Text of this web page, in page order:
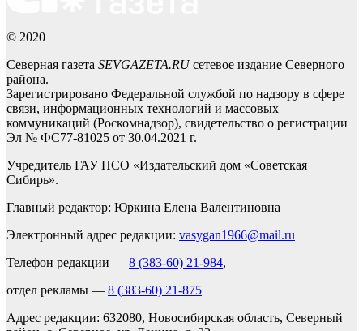
© 2020
Северная газета SEVGAZETA.RUсетевое издание Северного
района.
Зарегистрировано Федеральной службой по надзору в сфере
связи, информационных технологий и массовых
коммуникаций (Роскомнадзор), свидетельство о регистрации
Эл № ФС77-81025 от 30.04.2021 г.
Учредитель ГАУ НСО «Издательский дом «Советская
Сибирь».
Главный редактор: Юркина Елена Валентиновна
Электронный адрес редакции: vasygan1966@mail.ru
Телефон редакции — 8 (383-60) 21-984,
отдел рекламы — 8 (383-60) 21-875
Адрес редакции: 632080, Новосибирская область, Северный